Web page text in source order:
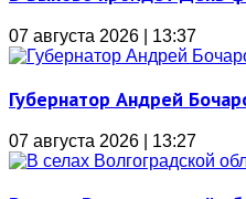
07 августа 2026 | 13:37
Губернатор Андрей
07 августа 2026 | 13:27